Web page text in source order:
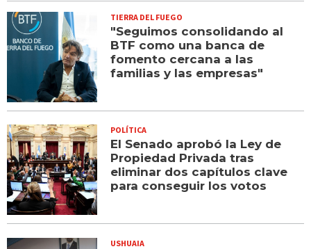
TIERRA DEL FUEGO
"Seguimos consolidando al
BTF como una banca de
fomento cercana a las
familias y las empresas"
POLÍTICA
El Senado aprobó la Ley de
Propiedad Privada tras
eliminar dos capítulos clave
para conseguir los votos
USHUAIA